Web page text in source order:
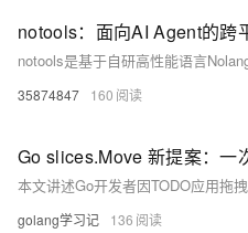
notools：面向AI Agent的跨
35874847 160
Go slices.Move 新提案：一
golang学习记 136